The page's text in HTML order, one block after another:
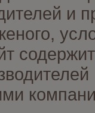
и